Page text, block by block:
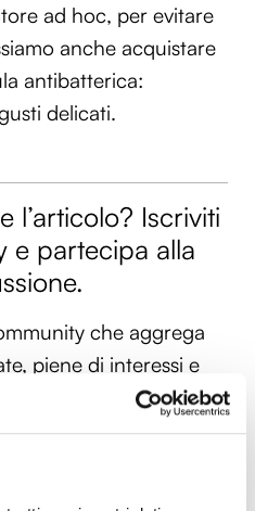
ad hoc, per evitare
anche acquistare
antibatterica:
delicati.
l’articolo? Iscriviti
e partecipa alla
che aggrega
piene di interessi e
della vita, per offrire
e risorse per vivere